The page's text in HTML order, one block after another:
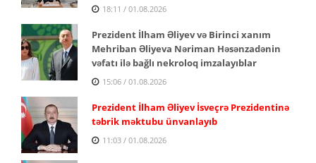
18:11 / 01.08.2026
Prezident İlham Əliyev və Birinci xanım
Mehriban Əliyeva Nəriman Həsənzadənin
vəfatı ilə bağlı nekroloq imzalayıblar
15:06 / 01.08.2026
Prezident İlham Əliyev İsveçrə Prezidentinə
təbrik məktubu ünvanlayıb
11:03 / 01.08.2026